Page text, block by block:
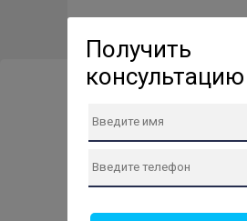
Сервис-центр
Получить
консультацию